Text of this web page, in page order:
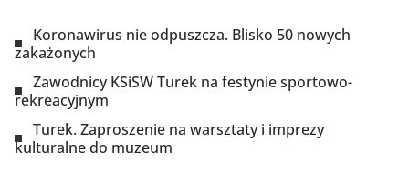
Koronawirus nie odpuszcza. Blisko 50 nowych
zakażonych
Zawodnicy KSiSW Turek na festynie sportowo-
rekreacyjnym
Turek. Zaproszenie na warsztaty i imprezy
kulturalne do muzeum